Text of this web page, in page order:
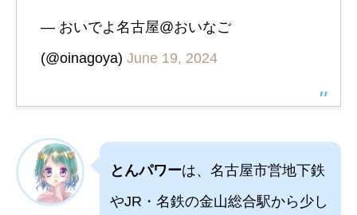
— おいでよ名古屋@おいなご
(@oinagoya) June 19, 2024
とんパワーは、名古屋市営地下鉄
やJR・名鉄の金山総合駅から少し